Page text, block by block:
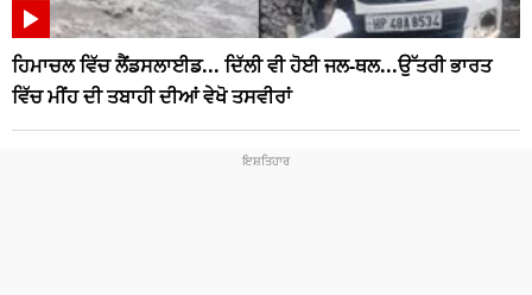
ਹਿਮਾਚਲ ਵਿੱਚ ਲੈਂਡਸਲਾਈਡ... ਦਿੱਲੀ ਵੀ ਹੋਈ ਜਲ-ਥਲ...ਉੱਤਰੀ ਭਾਰਤ
ਵਿੱਚ ਮੀਂਹ ਦੀ ਤਬਾਹੀ ਦੀਆਂ ਵੇਖੋ ਤਸਵੀਰਾਂ